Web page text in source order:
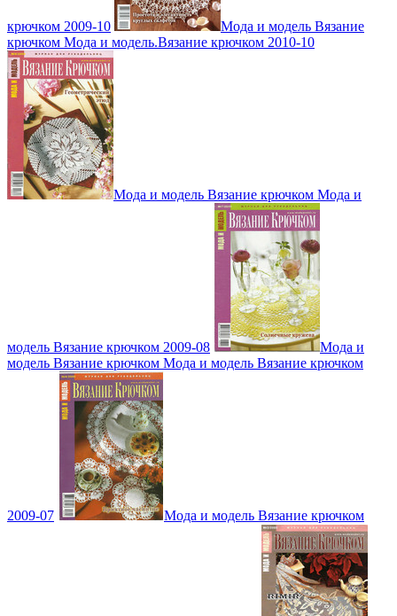
крючком 2009-10
Мода и модель Вязание
крючком Мода и модель.Вязание крючком 2010-10
Мода и модель Вязание крючком Мода и
модель Вязание крючком 2009-08
Мода и
модель Вязание крючком Мода и модель Вязание крючком
2009-07 Мода и модель Вязание крючком